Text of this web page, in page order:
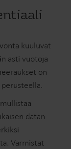
kuuluvat
asti vuotoja
on
datan
Varmistat